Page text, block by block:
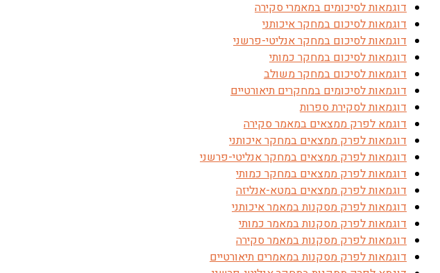
דוגמאות לסיכומים במאמרי סקירה
דוגמאות לסיכום במחקר איכותני
דוגמאות לסיכום במחקר אנליטי-פרשני
דוגמאות לסיכום במחקר כמותי
דוגמאות לסיכום במחקר משולב
דוגמאות לסיכומים במחקרים תיאורטיים
דוגמאות לסקירת ספרות
דוגמא לפרק ממצאים במאמר סקירה
דוגמאות לפרק ממצאים במחקר איכותני
דוגמאות לפרק ממצאים במחקר אנליטי-פרשני
דוגמאות לפרק ממצאים במחקר כמותי
דוגמאות לפרק ממצאים במטא-אנליזה
דוגמאות לפרק מסקנות במאמר איכותני
דוגמאות לפרק מסקנות במאמר כמותי
דוגמאות לפרק מסקנות במאמר סקירה
דוגמאות לפרק מסקנות במאמרים תיאורטיים